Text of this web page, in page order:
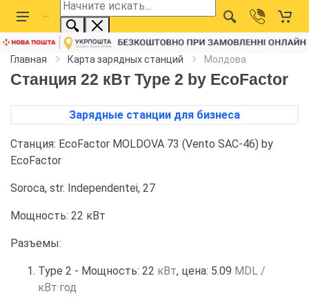
Главная Карта зарядных станций Молдова
Станция 22 кВт Type 2 by EcoFactor
Зарядные станции для бизнеса
Станция: EcoFactor MOLDOVA 73 (Vento SAC-46) by
EcoFactor
Soroca, str. Independentei, 27
Мощность: 22 кВт
Разъемы:
Type 2 - Мощность: 22 кВт, цена: 5.09 MDL /
кВт·год